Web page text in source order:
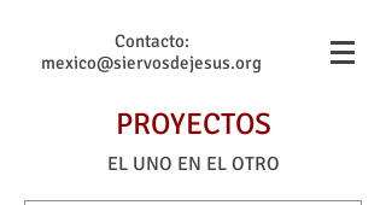
Contacto:
mexico@siervosdejesus.org
PROYECTOS
EL UNO EN EL OTRO